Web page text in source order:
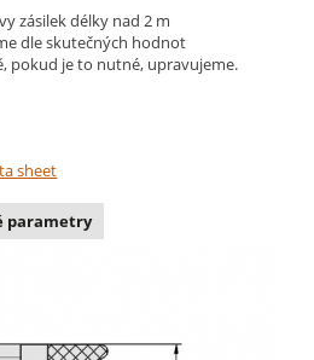
zásilek délky nad 2 m
dle skutečných hodnot
pokud je to nutné, upravujeme.
sheet
parametry